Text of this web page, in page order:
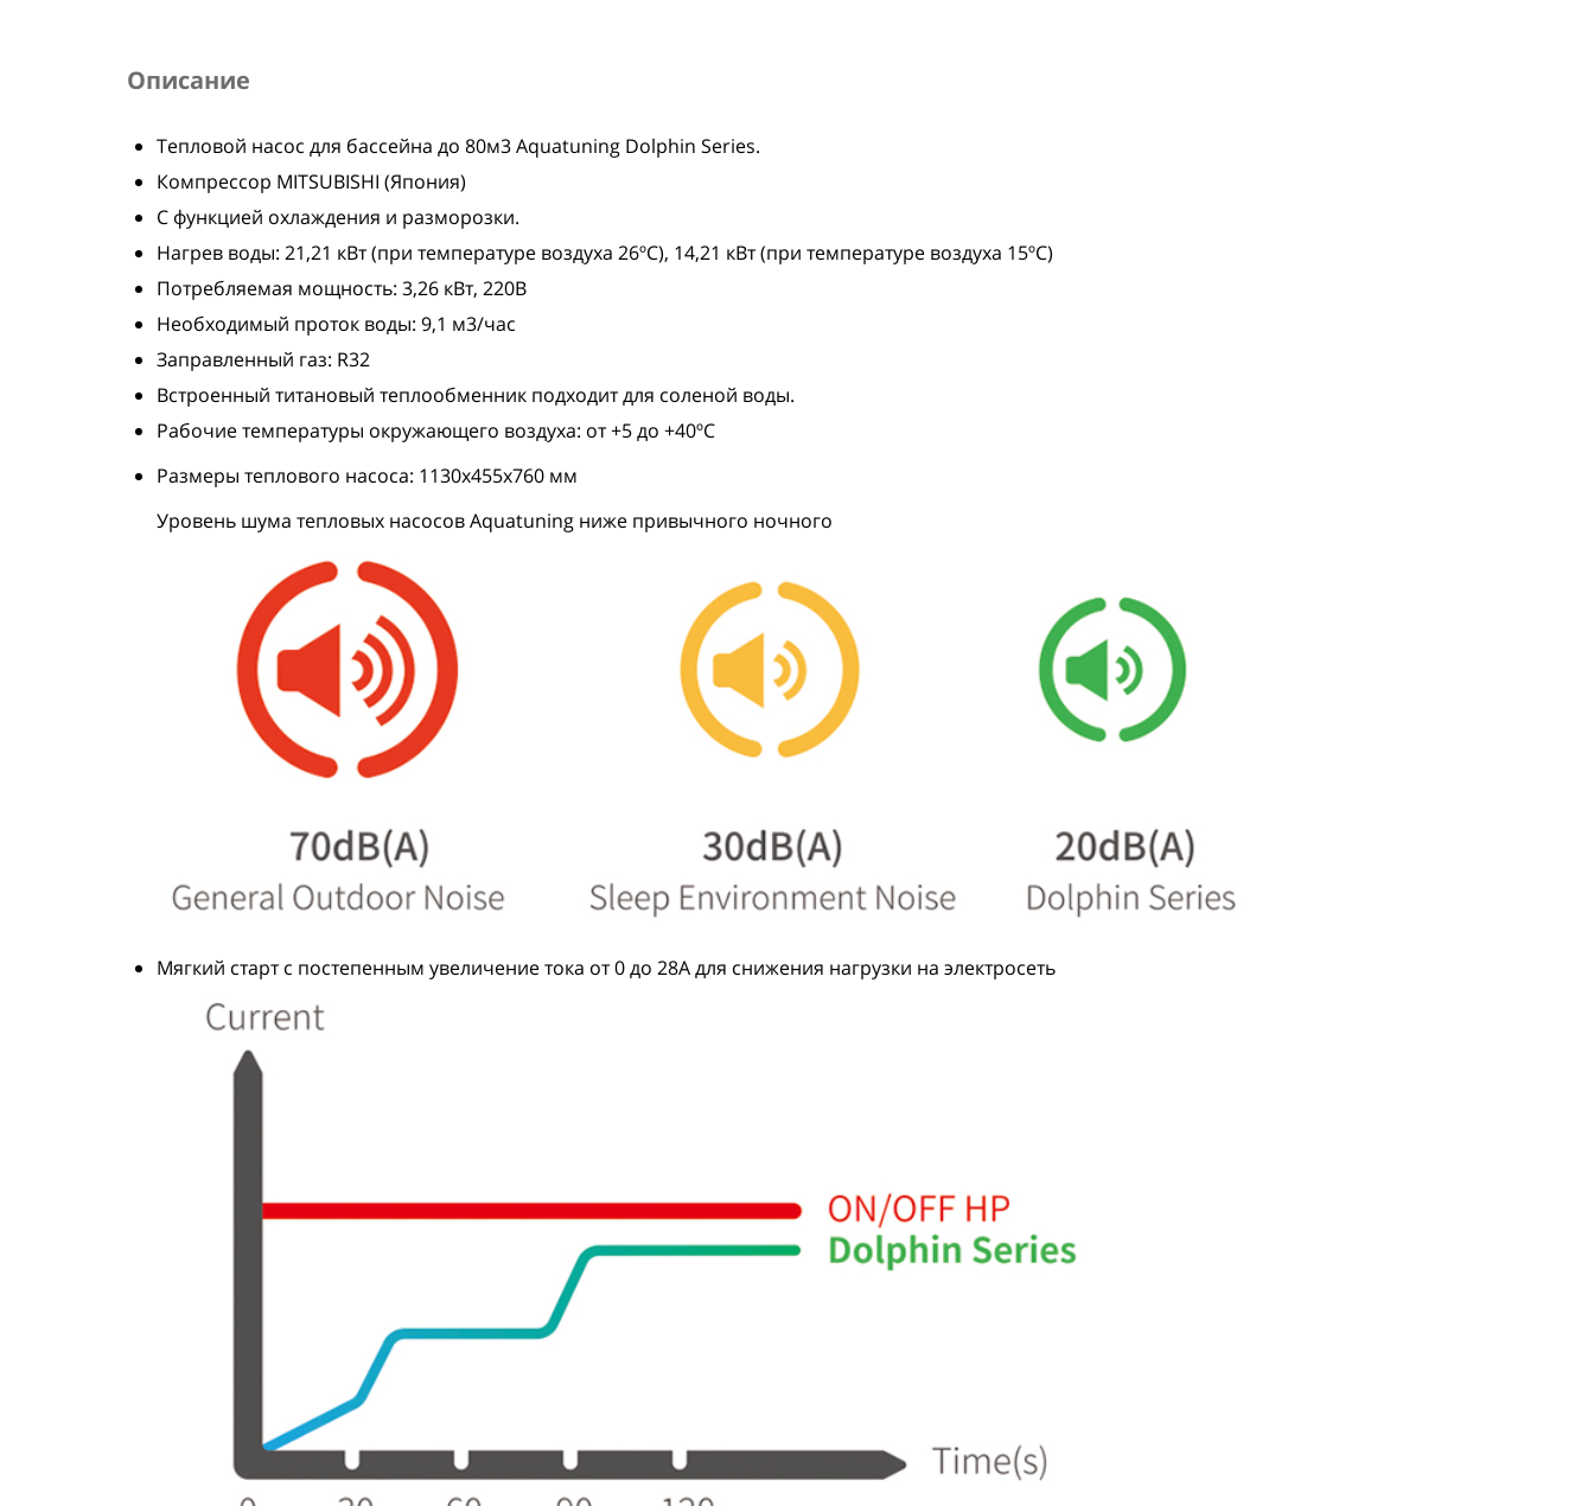
Описание
Тепловой насос для бассейна до 80м3 Aquatuning Dolphin Series.
Компрессор MITSUBISHI (Япония)
С функцией охлаждения и разморозки.
Нагрев воды: 21,21 кВт (при температуре воздуха 26ºC), 14,21 кВт (при температуре воздуха 15ºC)
Потребляемая мощность: 3,26 кВт, 220В
Необходимый проток воды: 9,1 м3/час
Заправленный газ: R32
Встроенный титановый теплообменник подходит для соленой воды.
Рабочие температуры окружающего воздуха: от +5 до +40ºC
Размеры теплового насоса: 1130х455х760 мм
Уровень шума тепловых насосов Aquatuning ниже привычного ночного
Мягкий старт с постепенным увеличение тока от 0 до 28А для снижения нагрузки на электросеть